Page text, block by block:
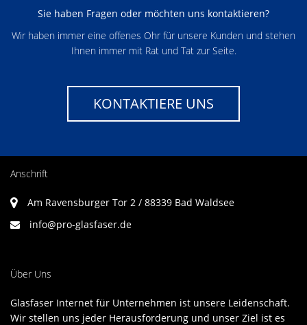
Sie haben Fragen oder möchten uns kontaktieren?
Wir haben immer eine offenes Ohr für unsere Kunden und stehen
Ihnen immer mit Rat und Tat zur Seite.
KONTAKTIERE UNS
Anschrift
Am Ravensburger Tor 2 / 88339 Bad Waldsee
info@pro-glasfaser.de
Über Uns
Glasfaser Internet für Unternehmen ist unsere Leidenschaft.
Wir stellen uns jeder Herausforderung und unser Ziel ist es